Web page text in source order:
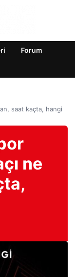
Forum
saat kaçta, hangi
ne